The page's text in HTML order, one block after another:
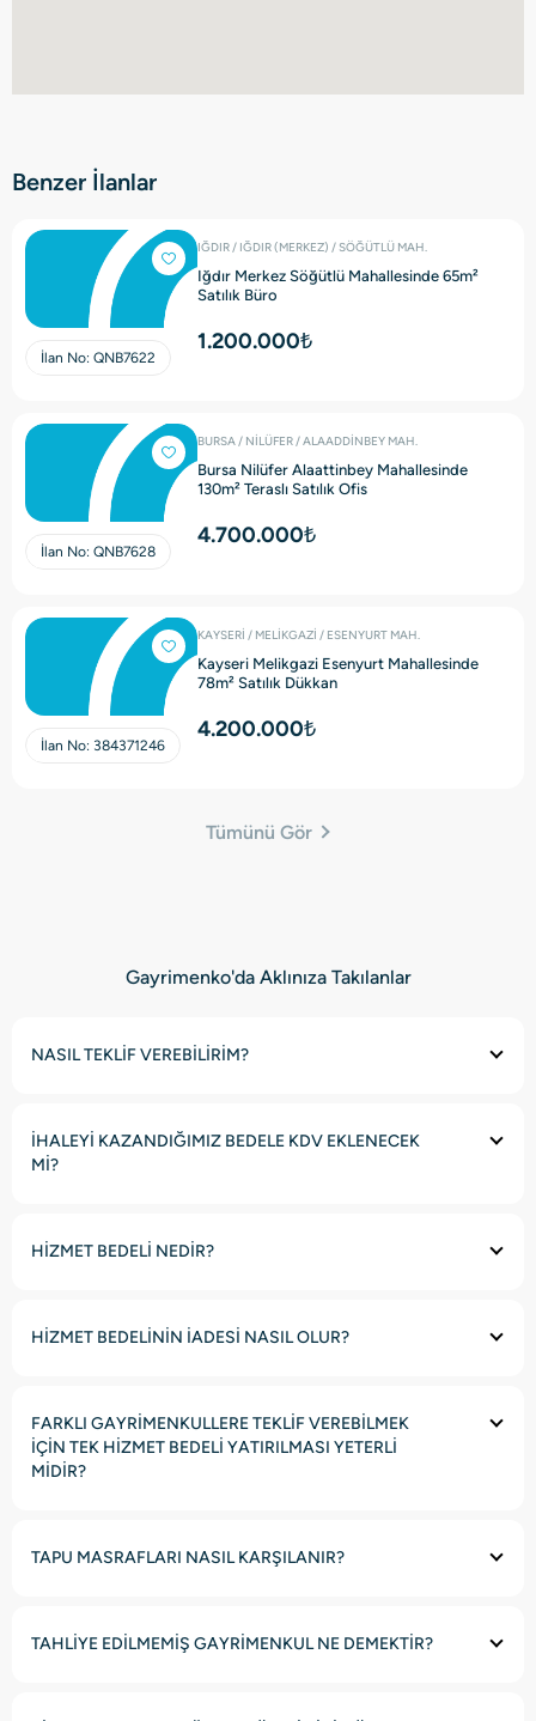
Benzer İlanlar
İlan No: QNB7622
IĞDIR / IĞDIR (MERKEZ) / SÖĞÜTLÜ MAH.
Iğdır Merkez Söğütlü Mahallesinde 65m²
Satılık Büro
1.200.000₺
İlan No: QNB7628
BURSA / NİLÜFER / ALAADDİNBEY MAH.
Bursa Nilüfer Alaattinbey Mahallesinde
130m² Teraslı Satılık Ofis
4.700.000₺
İlan No: 384371246
KAYSERİ / MELİKGAZİ / ESENYURT MAH.
Kayseri Melikgazi Esenyurt Mahallesinde
78m² Satılık Dükkan
4.200.000₺
Tümünü Gör
Gayrimenko'da Aklınıza Takılanlar
NASIL TEKLİF VEREBİLİRİM?
İHALEYİ KAZANDIĞIMIZ BEDELE KDV EKLENECEK
Mİ?
HİZMET BEDELİ NEDİR?
HİZMET BEDELİNİN İADESİ NASIL OLUR?
FARKLI GAYRİMENKULLERE TEKLİF VEREBİLMEK
İÇİN TEK HİZMET BEDELİ YATIRILMASI YETERLİ
MİDİR?
TAPU MASRAFLARI NASIL KARŞILANIR?
TAHLİYE EDİLMEMİŞ GAYRİMENKUL NE DEMEKTİR?